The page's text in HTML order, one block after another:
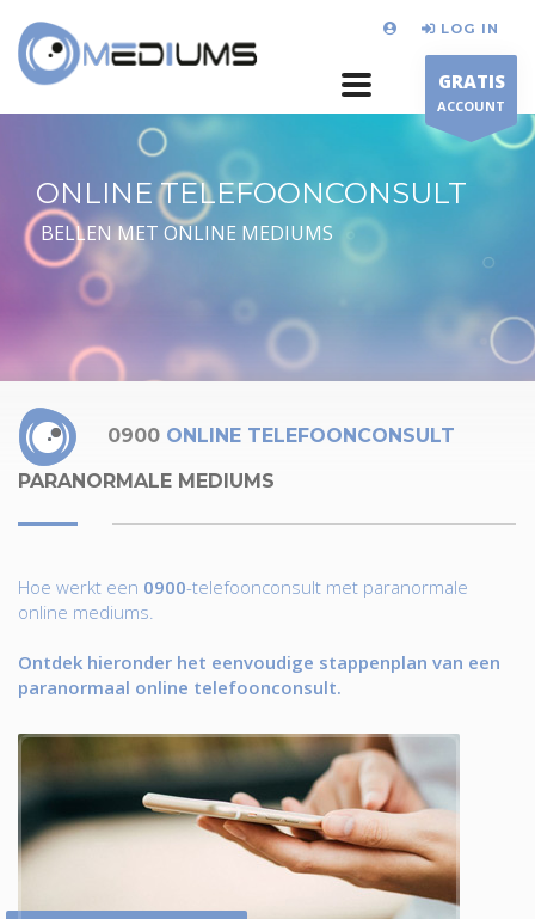
LOG IN
GRATIS
ACCOUNT
ONLINE TELEFOONCONSULT
BELLEN MET ONLINE MEDIUMS
0900 ONLINE TELEFOONCONSULT
PARANORMALE MEDIUMS
Hoe werkt een 0900-telefoonconsult met paranormale
online mediums.
Ontdek hieronder het eenvoudige stappenplan van een
paranormaal online telefoonconsult.